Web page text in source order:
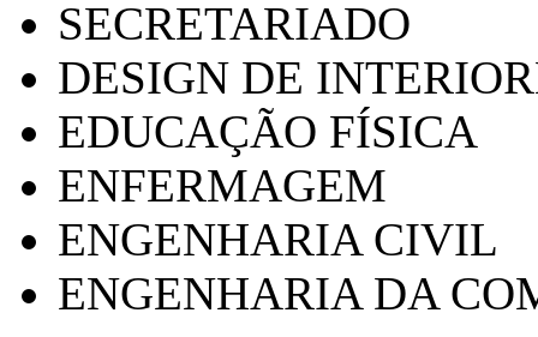
SECRETARIADO
DESIGN DE
EDUCAÇÃO FÍSICA
ENFERMAGEM
ENGENHARIA CIVIL
ENGENHARIA DA